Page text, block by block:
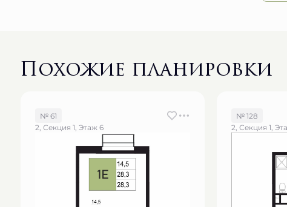
Похожие планировки
№ 61
2, Секция 1, Этаж 6
№ 128
2, Секция 1,